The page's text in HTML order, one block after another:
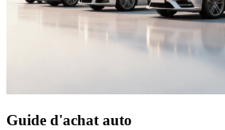
Guide d'achat auto